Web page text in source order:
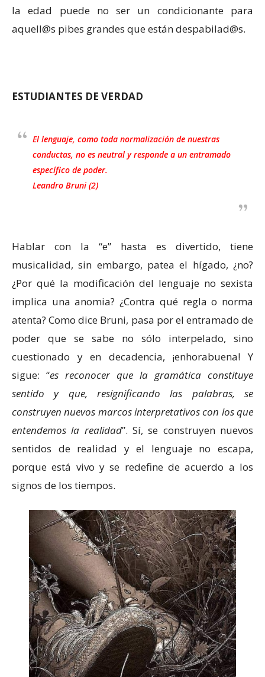
la edad puede no ser un condicionante para
aquell@s pibes grandes que están despabilad@s.
ESTUDIANTES DE VERDAD
El lenguaje, como toda normalización de nuestras
conductas, no es neutral y responde a un entramado
específico de poder.
Leandro Bruni (2)
Hablar con la “e” hasta es divertido, tiene
musicalidad, sin embargo, patea el hígado, ¿no?
¿Por qué la modificación del lenguaje no sexista
implica una anomia? ¿Contra qué regla o norma
atenta? Como dice Bruni, pasa por el entramado de
poder que se sabe no sólo interpelado, sino
cuestionado y en decadencia, ¡enhorabuena! Y
sigue: “es reconocer que la gramática constituye
sentido y que, resignificando las palabras, se
construyen nuevos marcos interpretativos con los que
entendemos la realidad”. Sí, se construyen nuevos
sentidos de realidad y el lenguaje no escapa,
porque está vivo y se redefine de acuerdo a los
signos de los tiempos.